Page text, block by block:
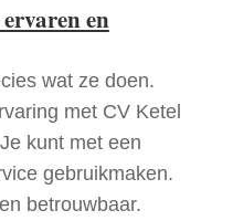
en
wat ze doen.
met CV Ketel
kunt met een
gebruikmaken.
betrouwbaar.